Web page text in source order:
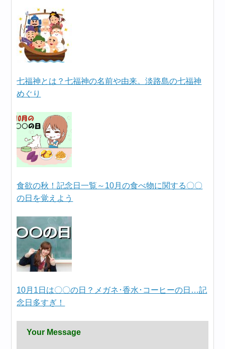
七福神とは？七福神の名前や由来。淡路島の七福神
めぐり
食欲の秋！記念日一覧～10月の食べ物に関する〇〇
の日を覚えよう
10月1日は〇〇の日？メガネ･香水･コーヒーの日…記
念日多すぎ！
Your Message